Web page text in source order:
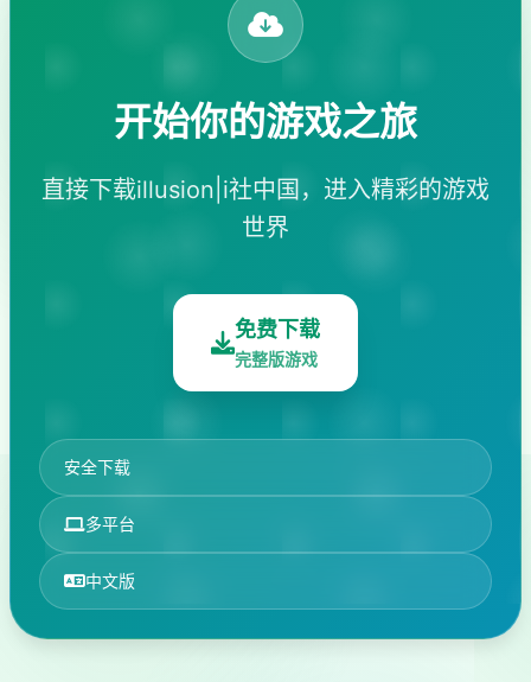
开始你的游戏之旅
直接下载illusion|i社中国，进入精彩的游戏
世界
免费下载
完整版游戏
安全下载
多平台
中文版